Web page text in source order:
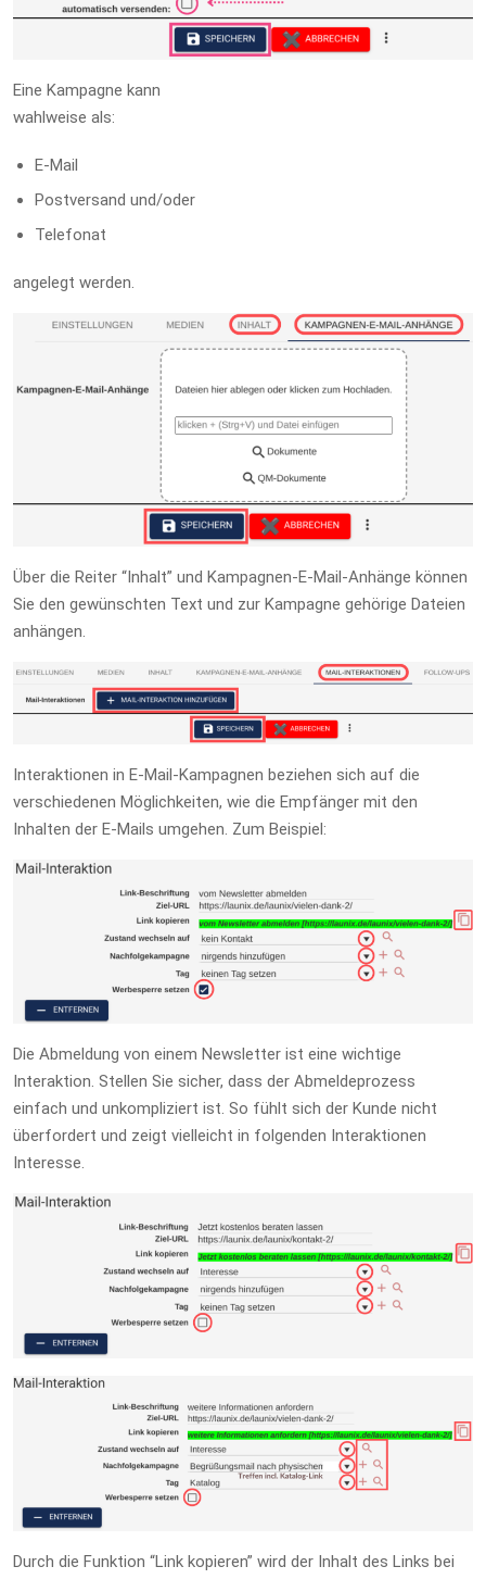
Eine Kampagne kann
wahlweise als:
E-Mail
Postversand und/oder
Telefonat
angelegt werden.
Über die Reiter “Inhalt” und Kampagnen-E-Mail-Anhänge können
Sie den gewünschten Text und zur Kampagne gehörige Dateien
anhängen.
Interaktionen in E-Mail-Kampagnen beziehen sich auf die
verschiedenen Möglichkeiten, wie die Empfänger mit den
Inhalten der E-Mails umgehen. Zum Beispiel:
Die Abmeldung von einem Newsletter ist eine wichtige
Interaktion. Stellen Sie sicher, dass der Abmeldeprozess
einfach und unkompliziert ist. So fühlt sich der Kunde nicht
überfordert und zeigt vielleicht in folgenden Interaktionen
Interesse.
Durch die Funktion “Link kopieren” wird der Inhalt des Links bei